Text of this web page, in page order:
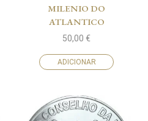
MILENIO DO
ATLANTICO
50,00 €
ADICIONAR